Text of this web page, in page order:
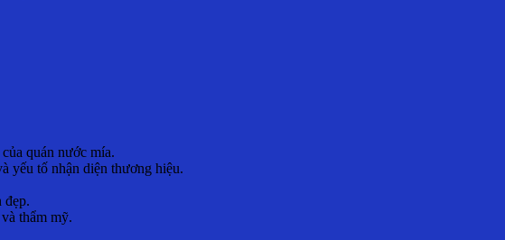
quán nước mía.
yếu tố nhận diện thương hiệu.
đẹp.
thẩm mỹ.